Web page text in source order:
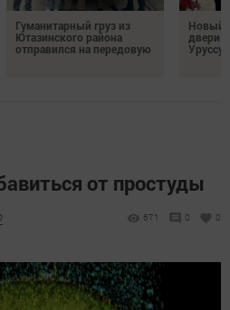
Гуманитарный груз из
Ютазинского района
отправился на передовую
Новый
двери
Уруссу
от простуды
671 0 0